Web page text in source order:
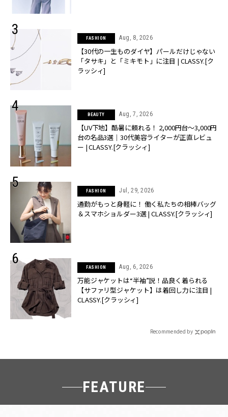
FASHION Aug, 8, 2026
【30代の一生ものダイヤ】パールだけじゃない
「タサキ」と「ミキモト」に注目 | CLASSY.[ク
ラッシィ]
BEAUTY Aug, 7, 2026
【UV下地】酷暑に頼れる！ 2,000円台〜3,000円
台の名品3選｜30代美容ライターが正直レビュ
ー | CLASSY.[クラッシィ]
FASHION Jul, 29, 2026
通勤がもっと身軽に！ 働く私たちの相棒バッグ
＆スマホショルダー3選 | CLASSY.[クラッシィ]
FASHION Aug, 6, 2026
万能ジャケットは“半袖”説！品良く着られる
【サファリ型ジャケット】は着回し力に注目 |
CLASSY.[クラッシィ]
Recommended by
FEATURE